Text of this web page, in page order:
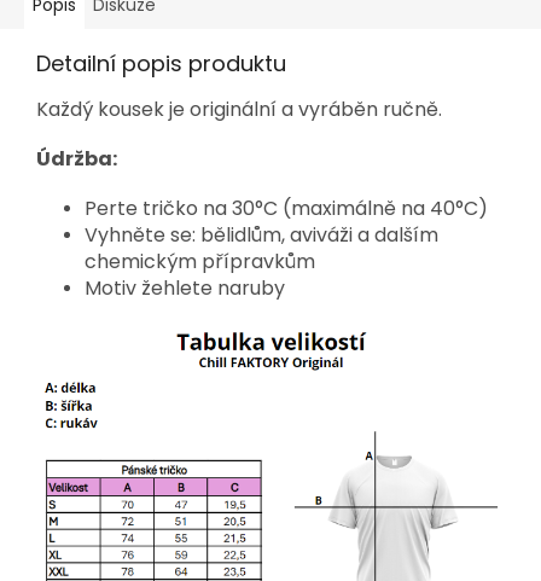
Popis Diskuze
Detailní popis produktu
Každý kousek je originální a vyráběn ručně.
Údržba:
Perte tričko na 30°C (maximálně na 40°C)
Vyhněte se: bělidlům, aviváži a dalším
chemickým přípravkům
Motiv žehlete naruby